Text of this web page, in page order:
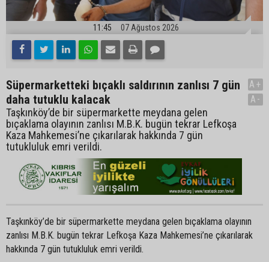
11:45 07 Ağustos 2026
Süpermarketteki bıçaklı saldırının zanlısı 7 gün
daha tutuklu kalacak
Taşkınköy’de bir süpermarkette meydana gelen
bıçaklama olayının zanlısı M.B.K. bugün tekrar Lefkoşa
Kaza Mahkemesi’ne çıkarılarak hakkında 7 gün
tutukluluk emri verildi.
A+
A-
Taşkınköy’de bir süpermarkette meydana gelen bıçaklama olayının
zanlısı M.B.K. bugün tekrar Lefkoşa Kaza Mahkemesi’ne çıkarılarak
hakkında 7 gün tutukluluk emri verildi.